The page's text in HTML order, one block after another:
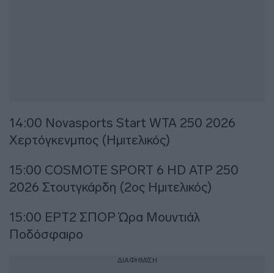
14:00 Novasports Start WTA 250 2026
Χερτόγκενμπος (Ημιτελικός)
15:00 COSMOTE SPORT 6 HD ATP 250
2026 Στουτγκάρδη (2ος Ημιτελικός)
15:00 ΕΡΤ2 ΣΠΟΡ Ώρα Μουντιάλ
Ποδόσφαιρο
ΔΙΑΦΗΜΙΣΗ